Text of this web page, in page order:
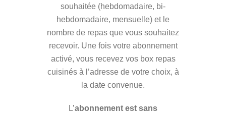
souhaitée (hebdomadaire, bi-
hebdomadaire, mensuelle) et le
nombre de repas que vous souhaitez
recevoir. Une fois votre abonnement
activé, vous recevez vos box repas
cuisinés à l’adresse de votre choix, à
la date convenue.
L’abonnement est sans